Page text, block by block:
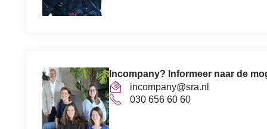
Incompany? Informeer naar de
incompany@sra.nl
030 656 60 60